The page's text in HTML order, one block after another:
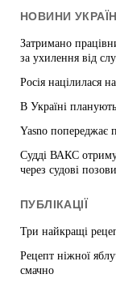
НОВИНИ
Затримано
за ухилення від
Росія націлилася
В Україні
Yasno попереджає
Судді ВАКС
через судові позови
ПУБЛІКАЦІЇ
Три найкращі
Рецепт ніжної
смачно